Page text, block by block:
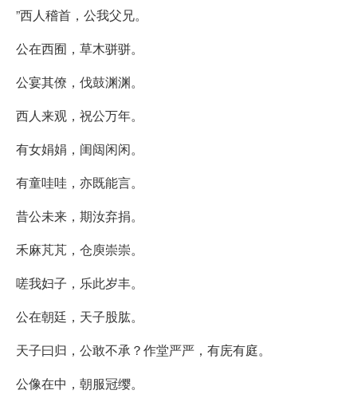
”西人稽首，公我父兄。
公在西囿，草木骈骈。
公宴其僚，伐鼓渊渊。
西人来观，祝公万年。
有女娟娟，闺闼闲闲。
有童哇哇，亦既能言。
昔公未来，期汝弃捐。
禾麻芃芃，仓庾崇崇。
嗟我妇子，乐此岁丰。
公在朝廷，天子股肱。
天子曰归，公敢不承？作堂严严，有庑有庭。
公像在中，朝服冠缨。